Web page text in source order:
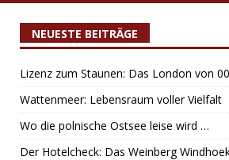
NEUESTE BEITRÄGE
Lizenz zum Staunen: Das London von
Wattenmeer: Lebensraum voller Vielfalt
Wo die polnische Ostsee leise wird …
Der Hotelcheck: Das Weinberg